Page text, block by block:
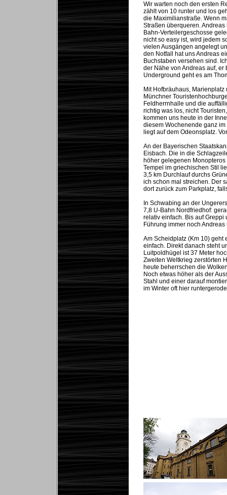
Wir warten noch den ersten
zählt von 10 runter und los
die Maximilianstraße. Wenn
Straßen überqueren.
Bahn-Verteilergeschosse
nicht so easy ist, wird jedem
vielen Ausgängen angelegt
den Notfall hat uns Andreas
Buchstaben versehen sind.
der Nähe von Andreas auf,
Underground geht es am
Mit Hofbräuhaus,
Münchner
Feldherrnhalle und die
richtig was los, nicht
kommen uns heute in der
diesem Wochenende ganz
liegt auf dem Odeonsplatz.
An der Bayerischen
Eisbach. Die in die
höher gelegenen
Tempel im griechischen Stil
3,5 km Durchlauf durchs
ich schon mal streichen. Der
dort zurück zum Parkplatz,
In Schwabing an der
7,8 U-Bahn Nordfriedhof:
relativ einfach. Bis auf
Führung immer noch
Am Scheidplatz (Km 10) geht
einfach. Direkt danach steht
Luitpoldhügel ist 37 Meter
Zweiten Weltkrieg zerstörten
heute beherrschen die
Noch etwas höher als der
Stahl und einer darauf
im Winter oft hier